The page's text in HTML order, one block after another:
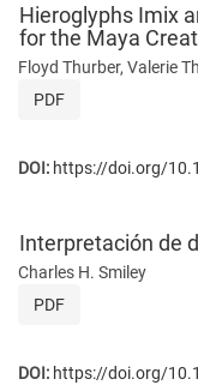
Hieroglyphs Imix
for the Maya
Floyd Thurber, Valerie
PDF
DOI: https://doi.org/
Interpretación de
Charles H. Smiley
PDF
DOI: https://doi.org/